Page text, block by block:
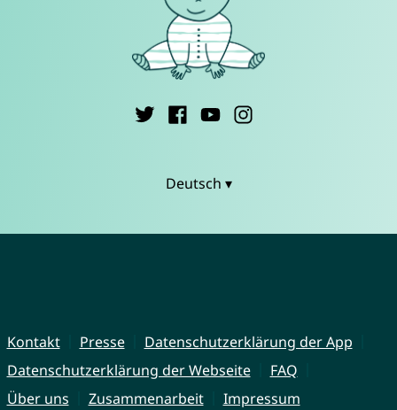
Deutsch ▾
Kontakt Presse
Datenschutzerklärung der App
Datenschutzerklärung der Webseite
FAQ
Über uns
Zusammenarbeit Impressum